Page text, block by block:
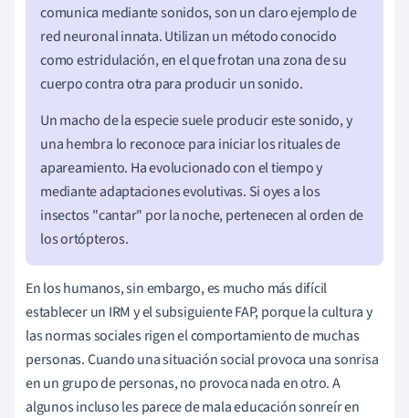
comunica mediante sonidos, son un claro ejemplo de
red neuronal innata. Utilizan un método conocido
como estridulación, en el que frotan una zona de su
cuerpo contra otra para producir un sonido.
Un macho de la especie suele producir este sonido, y
una hembra lo reconoce para iniciar los rituales de
apareamiento. Ha evolucionado con el tiempo y
mediante adaptaciones evolutivas. Si oyes a los
insectos "cantar" por la noche, pertenecen al orden de
los ortópteros.
En los humanos, sin embargo, es mucho más difícil
establecer un IRM y el subsiguiente FAP, porque la cultura y
las normas sociales rigen el comportamiento de muchas
personas. Cuando una situación social provoca una sonrisa
en un grupo de personas, no provoca nada en otro. A
algunos incluso les parece de mala educación sonreír en